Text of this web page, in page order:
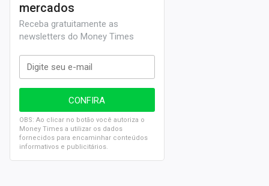
mercados
Receba gratuitamente as
newsletters do Money Times
OBS: Ao clicar no botão você autoriza o
Money Times a utilizar os dados
fornecidos para encaminhar conteúdos
informativos e publicitários.